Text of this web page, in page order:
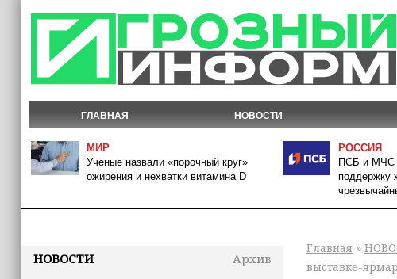
ГЛАВНАЯ НОВОСТИ
МИР
Учёные назвали «порочный круг»
ожирения и нехватки витамина D
РОССИЯ
ПСБ и МЧС
поддержку
НОВОСТИ
Архив
Главная »
выставке-